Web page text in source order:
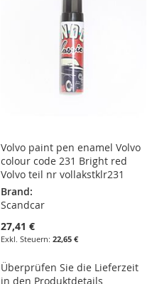
Volvo paint pen enamel Volvo
colour code 231 Bright red
Volvo teil nr vollakstklr231
Brand:
Scandcar
27,41 €
22,65 €
Überprüfen Sie die Lieferzeit
in den Produktdetails